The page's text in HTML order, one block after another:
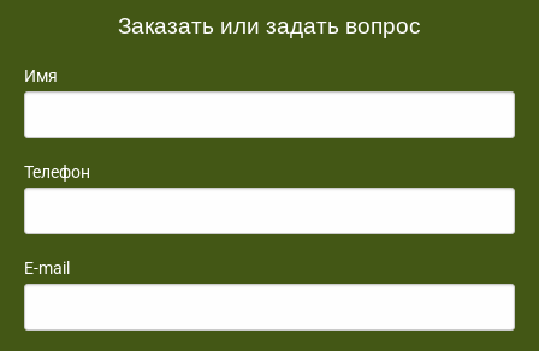
Заказать или задать вопрос
Имя
Телефон
E-mail